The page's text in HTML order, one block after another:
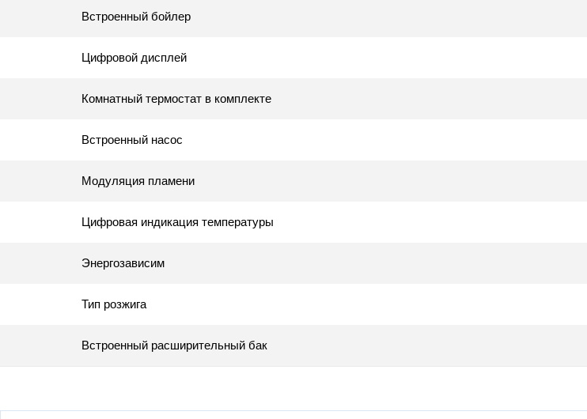
Встроенный бойлер
Цифровой дисплей
Комнатный термостат в комплекте
Встроенный насос
Модуляция пламени
Цифровая индикация температуры
Энергозависим
Тип розжига
Встроенный расширительный бак